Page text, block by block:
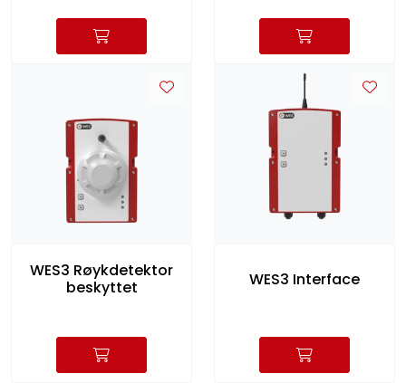
WES3 Røykdetektor
beskyttet
WES3 Interface